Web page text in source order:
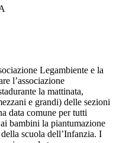
Legambiente e la
l’associazione
la mattinata,
e grandi) delle sezioni
data comune per tutti
bambini la piantumazione
scuola dell’Infanzia. I